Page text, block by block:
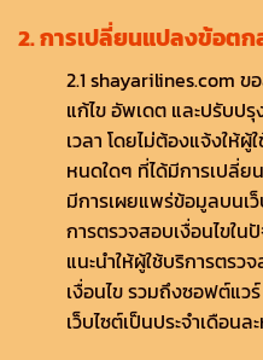
2. การเปลี่ยนแปลงข้อต
2.1 shayarilines.com
แก้ไข อัพเดต และปรับป
เวลา โดยไม่ต้องแจ้งให้
หนดใดๆ ที่ได้มีการเปลี่
มีการเผยแพร่ข้อมูลบนเ
การตรวจสอบเงื่อนไขใน
แนะนำให้ผู้ใช้บริการตร
เงื่อนไข รวมถึงซอฟต์แว
เว็บไซต์เป็นประจำเดือน